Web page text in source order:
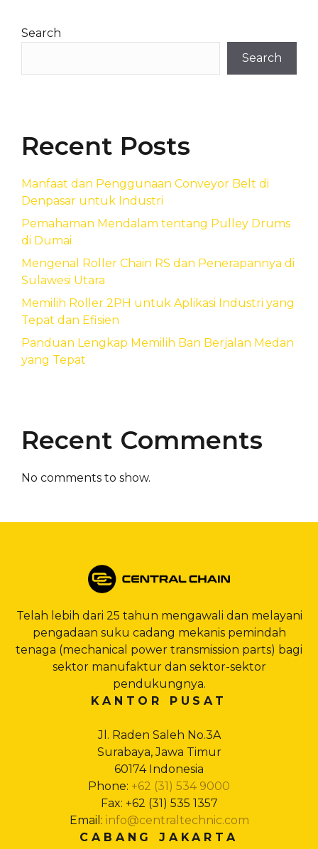
Search
Search
Recent Posts
Manfaat dan Penggunaan Conveyor Belt di
Denpasar untuk Industri
Pemahaman Mendalam tentang Pulley Drums
di Dumai
Mengenal Roller Chain RS dan Penerapannya di
Sulawesi Utara
Memilih Roller 2PH untuk Aplikasi Industri yang
Tepat dan Efisien
Panduan Lengkap Memilih Ban Berjalan Medan
yang Tepat
Recent Comments
No comments to show.
Telah lebih dari 25 tahun mengawali dan melayani
pengadaan suku cadang mekanis pemindah
tenaga (mechanical power transmission parts) bagi
sektor manufaktur dan sektor-sektor
pendukungnya.
KANTOR PUSAT
Jl. Raden Saleh No.3A
Surabaya, Jawa Timur
60174 Indonesia
Phone: +62 (31) 534 9000
Fax: +62 (31) 535 1357
Email: info@centraltechnic.com
CABANG JAKARTA